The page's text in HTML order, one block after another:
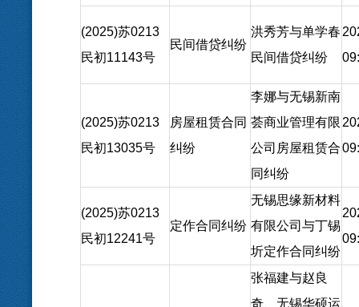
(2025)苏0213
民初11143号
民间借贷纠纷
洪秀芳与单学春
民间借贷纠纷
(2025)苏0213
民初13035号
房屋租赁合同
纠纷
李娜与无锡新南
荟商业管理有限
公司房屋租赁合
同纠纷
(2025)苏0213
民初12241号
定作合同纠纷
无锡思缘新材料
有限公司与丁锡
圻定作合同纠纷
张福建与赵良
奇、无锡华硕运